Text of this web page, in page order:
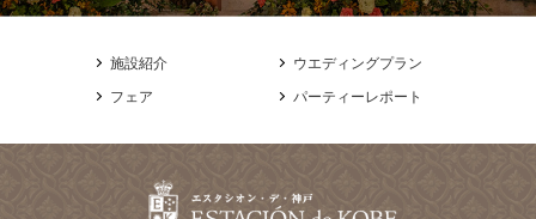
施設紹介
ウエディングプラン
フェア
パーティーレポート